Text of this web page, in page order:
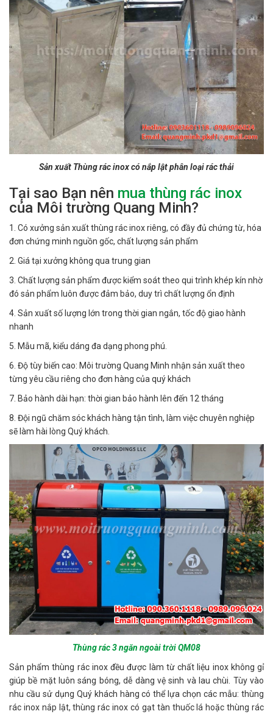
Sản xuất Thùng rác inox có nắp lật phân loại rác thải
Tại sao Bạn nên mua thùng rác inox
của Môi trường Quang Minh?
1. Có xưởng sản xuất thùng rác inox riêng, có đầy đủ chứng từ, hóa
đơn chứng minh nguồn gốc, chất lượng sản phẩm
2. Giá tại xưởng không qua trung gian
3. Chất lượng sản phẩm được kiểm soát theo qui trình khép kín nhờ
đó sản phẩm luôn được đảm bảo, duy trì chất lượng ổn định
4. Sản xuất số lượng lớn trong thời gian ngắn, tốc độ giao hành
nhanh
5. Mẫu mã, kiểu dáng đa dạng phong phú.
6. Độ tùy biến cao: Môi trường Quang Minh nhận sản xuất theo
từng yêu cầu riêng cho đơn hàng của quý khách
7. Bảo hành dài hạn: thời gian bảo hành lên đến 12 tháng
8. Đội ngũ chăm sóc khách hàng tận tình, làm việc chuyên nghiệp
sẽ làm hài lòng Quý khách.
Thùng rác 3 ngăn ngoài trời QM08
Sản phẩm thùng rác inox đều được làm từ chất liệu inox không gỉ
giúp bề mặt luôn sáng bóng, dễ dàng vệ sinh và lau chùi. Tùy vào
nhu cầu sử dụng Quý khách hàng có thể lựa chọn các mẫu: thùng
rác inox nắp lật, thùng rác inox có gạt tàn thuốc lá hoặc thùng rác